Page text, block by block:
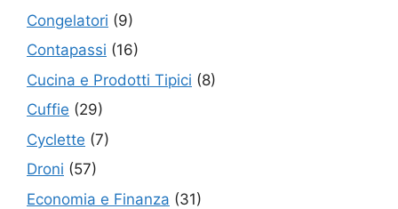
Congelatori (9)
Contapassi (16)
Cucina e Prodotti Tipici (8)
Cuffie (29)
Cyclette (7)
Droni (57)
Economia e Finanza (31)